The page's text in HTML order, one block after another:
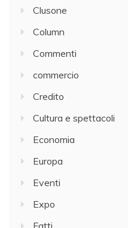
Clusone
Column
Commenti
commercio
Credito
Cultura e spettacoli
Economia
Europa
Eventi
Expo
Fatti